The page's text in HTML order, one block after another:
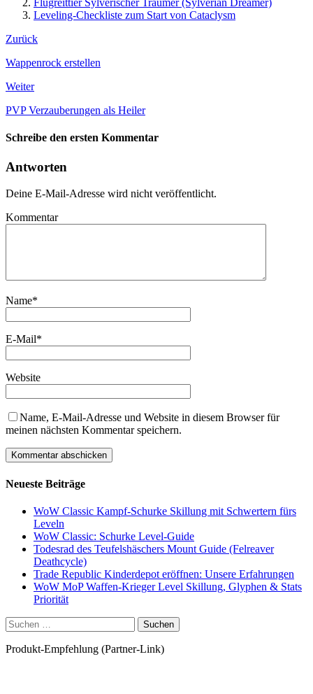
Flugreittier Sylverischer Träumer (Sylverian Dreamer)
Leveling-Checkliste zum Start von Cataclysm
Zurück
Wappenrock erstellen
Weiter
PVP Verzauberungen als Heiler
Schreibe den ersten Kommentar
Antworten
Deine E-Mail-Adresse wird nicht veröffentlicht.
Kommentar
Name*
E-Mail*
Website
Name, E-Mail-Adresse und Website in diesem Browser für
meinen nächsten Kommentar speichern.
Neueste Beiträge
WoW Classic Kampf-Schurke Skillung mit Schwertern fürs
Leveln
WoW Classic: Schurke Level-Guide
Todesrad des Teufelshäschers Mount Guide (Felreaver
Deathcycle)
Trade Republic Kinderdepot eröffnen: Unsere Erfahrungen
WoW MoP Waffen-Krieger Level Skillung, Glyphen & Stats
Priorität
Suchen
nach:
Produkt-Empfehlung (Partner-Link)